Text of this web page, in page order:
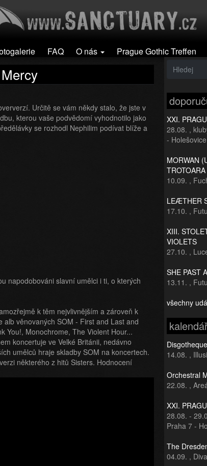
FAQ O nás Prague Gothic Treffen
Určitě se vám někdy stalo, že jste v
kterou vaše podvědomí vyhodnotilo jako
se rozhodl Nephilim podívat blíže a
napodobováni slavní umělci i ti, o kterých
k těm nejvlivnějším a zároveň k
věnovaných SOM - First and Last and
You!, Monochrome, The Violent Hour...
koncertuje ve Velké Británii, nedávno
umělců hraje skladby SOM na koncertech.
některého z hitů Sisters. Hodnocení
XXI.
28.08. ,
- Holešovice
MORWAN
TROTOARA
10.09. ,
LEÆTHER
17.10. ,
XIII.
VIOLETS
27.10. ,
SHE PAST
13.11. ,
všechny
14.08. ,
Orchestral
22.08. ,
XXI.
28.08. -
Praha 7 -
The
04.09. ,